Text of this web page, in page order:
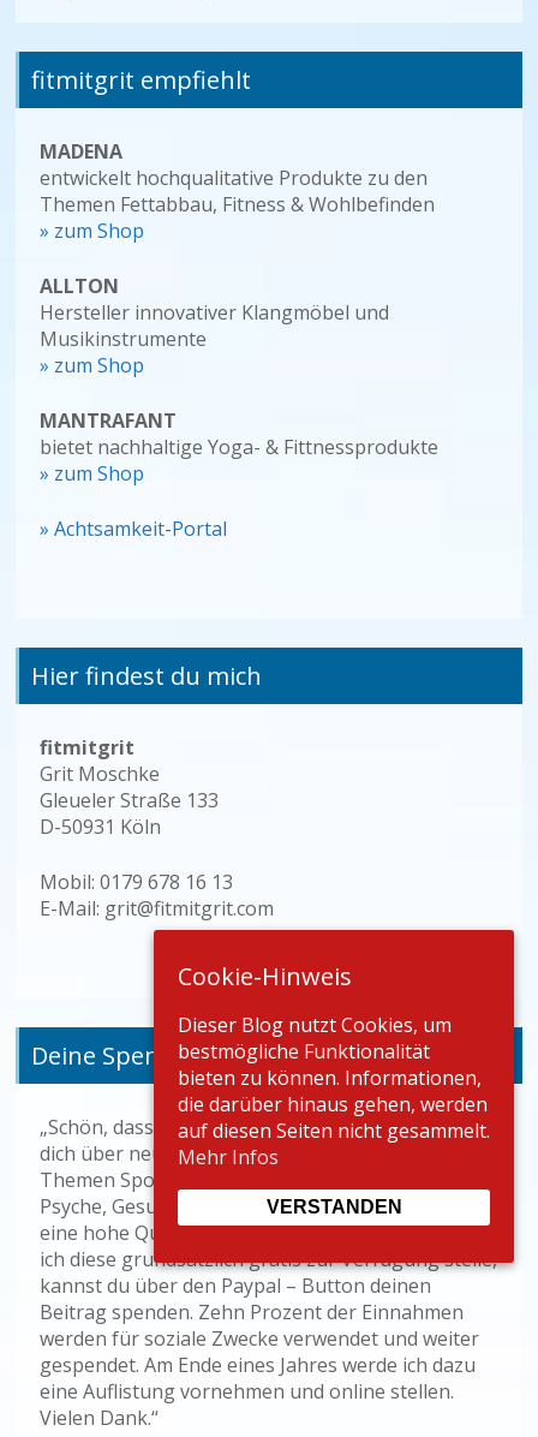
fitmitgrit empfiehlt
MADENA
entwickelt hochqualitative Produkte zu den
Themen Fettabbau, Fitness & Wohlbefinden
» zum Shop
ALLTON
Hersteller innovativer Klangmöbel und
Musikinstrumente
» zum Shop
MANTRAFANT
bietet nachhaltige Yoga- & Fittnessprodukte
» zum Shop
» Achtsamkeit-Portal
Hier findest du mich
fitmitgrit
Grit Moschke
Gleueler Straße 133
D-50931 Köln
Mobil: 0179 678 16 13
E-Mail: grit@fitmitgrit.com
Deine Spende
„Schön, dass dir mein Blog gefällt. Ich schreibe für
dich über neue und kreative Themen rund um die
Themen Sportpsychologie im Spitzensport,
Psyche, Gesundheit und Fitness. Da es sich um
eine hohe Qualität an Informationen handelt und
ich diese grundsätzlich gratis zur Verfügung stelle,
kannst du über den Paypal – Button deinen
Beitrag spenden. Zehn Prozent der Einnahmen
werden für soziale Zwecke verwendet und weiter
gespendet. Am Ende eines Jahres werde ich dazu
eine Auflistung vornehmen und online stellen.
Vielen Dank.“
Cookie-Hinweis
Dieser Blog nutzt Cookies, um
bestmögliche Funktionalität
bieten zu können. Informationen,
die darüber hinaus gehen, werden
auf diesen Seiten nicht gesammelt.
Mehr Infos
VERSTANDEN